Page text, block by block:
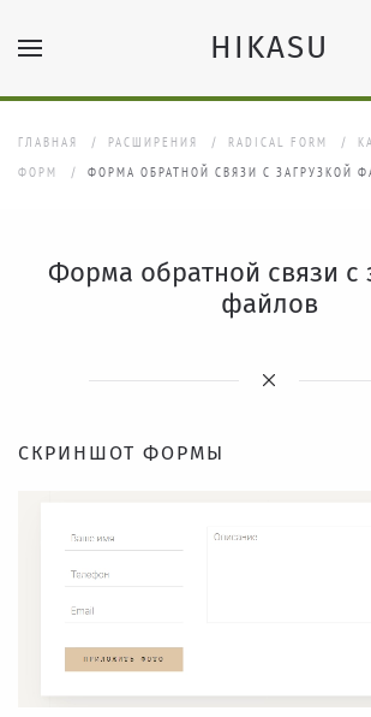
Перейти к содержимому
HIKASU
ГЛАВНАЯ РАСШИРЕНИЯ RADICAL FORM
ФОРМ
ФОРМА ОБРАТНОЙ СВЯЗИ С ЗАГРУЗКОЙ
Форма обратной связи с
файлов
СКРИНШОТ ФОРМЫ